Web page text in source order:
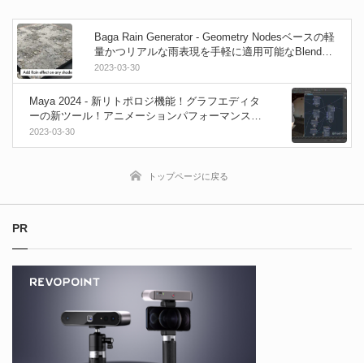
Baga Rain Generator - Geometry Nodesベースの軽
量かつリアルな雨表現を手軽に適用可能なBlender
アドオン！
2023-03-30
Maya 2024 - 新リトポロジ機能！グラフエディタ
ーの新ツール！アニメーションパフォーマンスの
向上！USDシェードグラフ作成「LookdevX」！再
設計されたタイムスライダーなど！
2023-03-30
トップページに戻る
PR